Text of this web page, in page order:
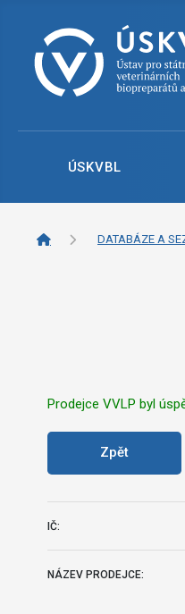
ÚSKVBL
DATABÁZE A
Prodejce VVLP byl
Zpět
IČ:
NÁZEV PRODEJCE: